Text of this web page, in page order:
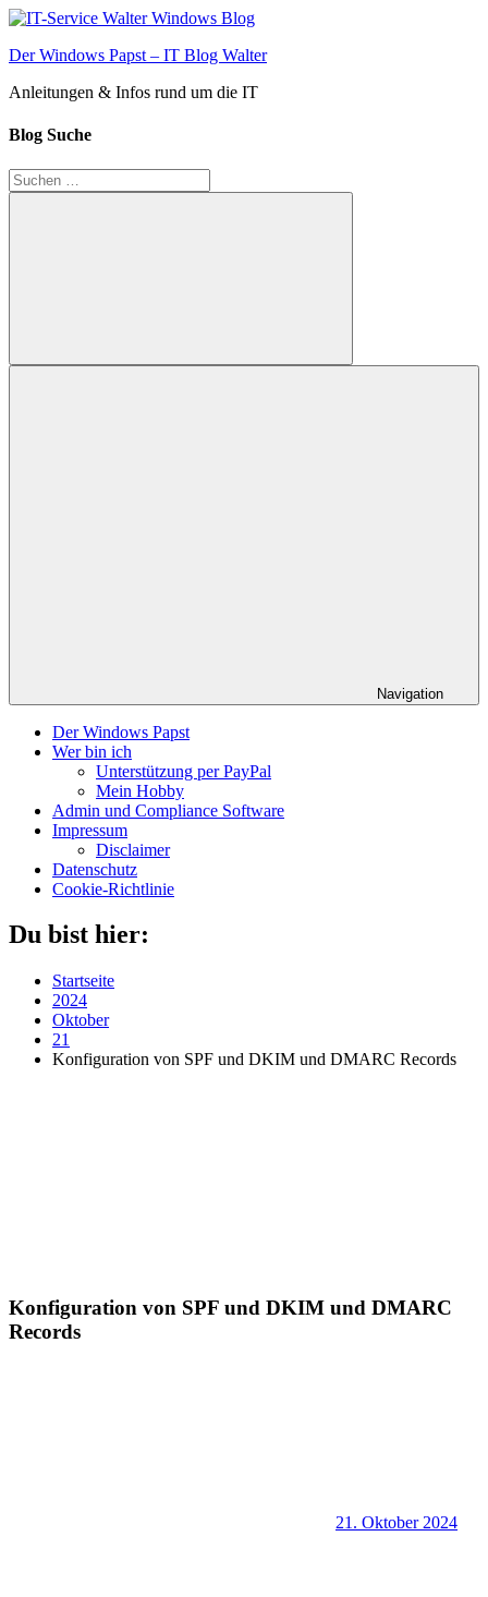
Zum
springen
Der Windows Papst – IT Blog Walter
Anleitungen & Infos rund um die IT
Blog Suche
Suchen
nach:
Suchen
Navigation
Der Windows Papst
Wer bin ich
Unterstützung per PayPal
Mein Hobby
Admin und Compliance Software
Impressum
Disclaimer
Datenschutz
Cookie-Richtlinie
Du bist hier:
Startseite
2024
Oktober
21
Konfiguration von SPF und DKIM und DMARC Records
Konfiguration von SPF und DKIM und DMARC
Records
21. Oktober 2024